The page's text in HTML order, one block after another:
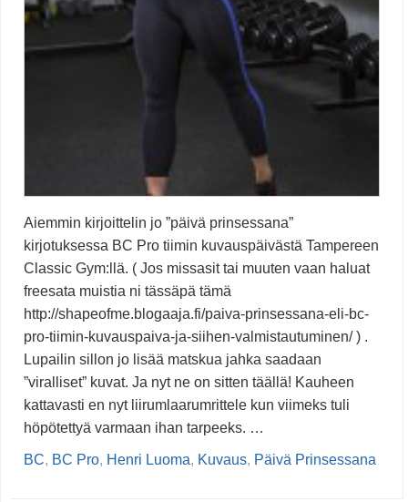
Aiemmin kirjoittelin jo ”päivä prinsessana”
kirjotuksessa BC Pro tiimin kuvauspäivästä Tampereen
Classic Gym:llä. ( Jos missasit tai muuten vaan haluat
freesata muistia ni tässäpä tämä
http://shapeofme.blogaaja.fi/paiva-prinsessana-eli-bc-
pro-tiimin-kuvauspaiva-ja-siihen-valmistautuminen/ ) .
Lupailin sillon jo lisää matskua jahka saadaan
”viralliset” kuvat. Ja nyt ne on sitten täällä! Kauheen
kattavasti en nyt liirumlaarumrittele kun viimeks tuli
höpötettyä varmaan ihan tarpeeks. …
BC, BC Pro, Henri Luoma, Kuvaus, Päivä Prinsessana